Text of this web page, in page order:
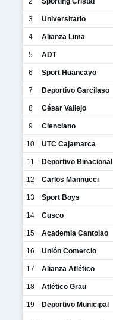
3 Universitario
4 Alianza Lima
5 ADT
6 Sport Huancayo
7 Deportivo Garcilaso
8 César Vallejo
9 Cienciano
10 UTC Cajamarca
11 Deportivo Binacional
12 Carlos Mannucci
13 Sport Boys
14 Cusco
15 Academia Cantolao
16 Unión Comercio
17 Alianza Atlético
18 Atlético Grau
19 Deportivo Municipal